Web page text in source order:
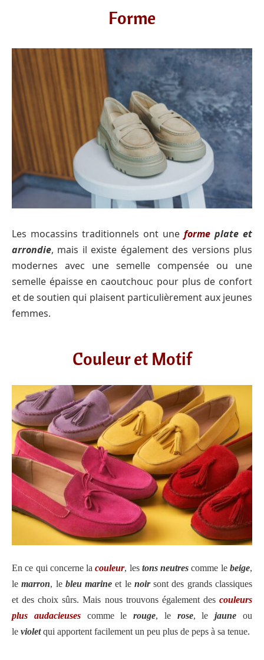
Forme
Les mocassins traditionnels ont une forme plate et
arrondie, mais il existe également des versions plus
modernes avec une semelle compensée ou une
semelle épaisse en caoutchouc pour plus de confort
et de soutien qui plaisent particulièrement aux jeunes
femmes.
Couleur et Motif
En ce qui concerne lacouleur, les tons neutres comme lebeige,
lemarron, le bleu marine et le noirsont des grands classiques
et des choix sûrs. Mais nous trouvons également des couleurs
plus audacieusescomme lerouge, le rose, lejaune ou
le violetqui apportent facilement un peu plus de peps à sa tenue.